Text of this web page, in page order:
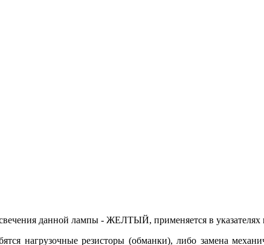
данной лампы - ЖЕЛТЫЙ, применяется в указателях
нагрузочные резисторы (обманки), либо замена